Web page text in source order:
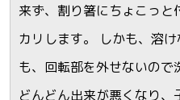
来ず、割り箸にちょこっと
カリします。 しかも、溶
も、回転部を外せないので
どんどん出来が悪くなり